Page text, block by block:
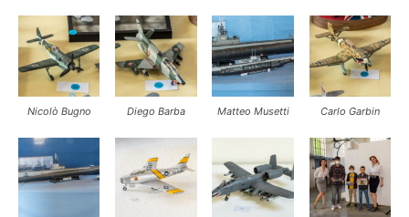
Nicolò Bugno Diego Barba Matteo Musetti Carlo Garbin